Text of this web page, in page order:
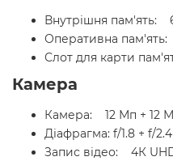
Внутрішня пам'ять:
Оперативна
Слот для карти
Камера
Камера: 12 Мп + 12
Діафрагма: f/1.8 + f/2.4
Запис відео: 4К